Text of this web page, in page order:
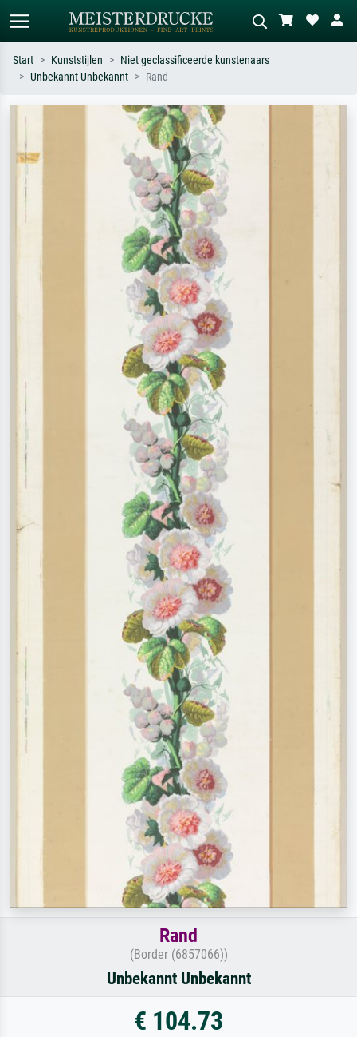
Zoek op kunstenaar, titel of stijl – bijv.
Monet, Sterrennacht, impressionisme,
Hokusai-golf, naakt.
Beschrijf de scène – bijv. groene
weide, abstract met veel rood, donker
olieverfschilderij, staand naakt naast
een boom.
Start Kunststijlen
Niet geclassificeerde kunstenaars
Unbekannt Unbekannt
Rand
Rand
(Border (6857066))
Unbekannt Unbekannt
€ 104.73